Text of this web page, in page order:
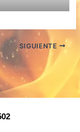
SIGUIENTE